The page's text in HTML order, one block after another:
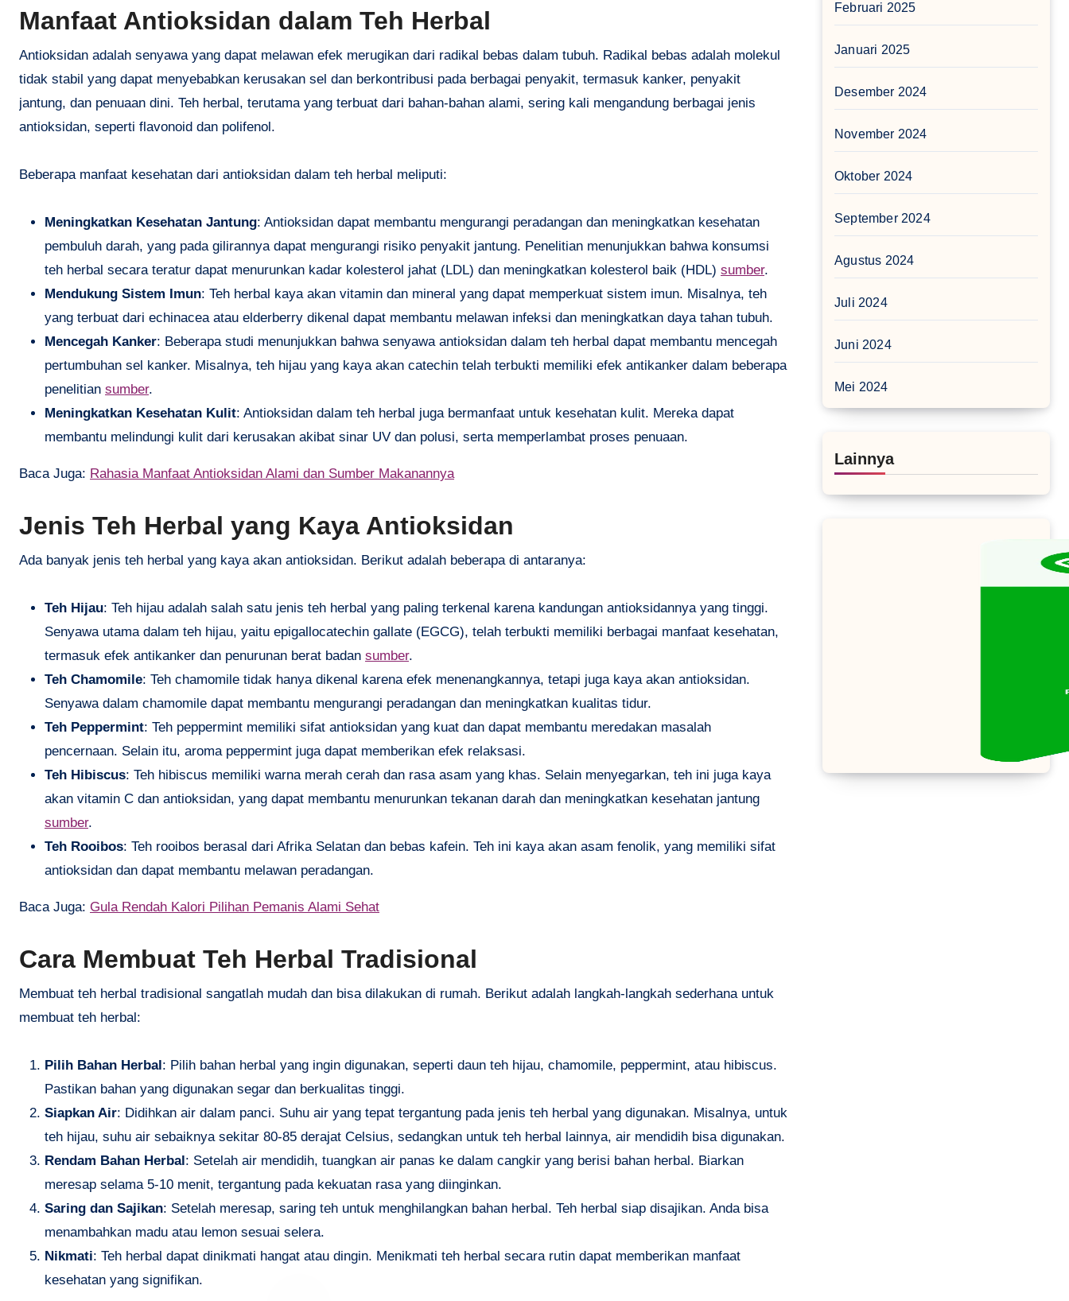
Manfaat Antioksidan dalam Teh Herbal
Antioksidan adalah senyawa yang dapat melawan efek merugikan dari radikal bebas dalam tubuh. Radikal bebas adalah molekul
tidak stabil yang dapat menyebabkan kerusakan sel dan berkontribusi pada berbagai penyakit, termasuk kanker, penyakit
jantung, dan penuaan dini. Teh herbal, terutama yang terbuat dari bahan-bahan alami, sering kali mengandung berbagai jenis
antioksidan, seperti flavonoid dan polifenol.
Beberapa manfaat kesehatan dari antioksidan dalam teh herbal meliputi:
Meningkatkan Kesehatan Jantung: Antioksidan dapat membantu mengurangi peradangan dan meningkatkan kesehatan
pembuluh darah, yang pada gilirannya dapat mengurangi risiko penyakit jantung. Penelitian menunjukkan bahwa konsumsi
teh herbal secara teratur dapat menurunkan kadar kolesterol jahat (LDL) dan meningkatkan kolesterol baik (HDL) sumber.
Mendukung Sistem Imun: Teh herbal kaya akan vitamin dan mineral yang dapat memperkuat sistem imun. Misalnya, teh
yang terbuat dari echinacea atau elderberry dikenal dapat membantu melawan infeksi dan meningkatkan daya tahan tubuh.
Mencegah Kanker: Beberapa studi menunjukkan bahwa senyawa antioksidan dalam teh herbal dapat membantu mencegah
pertumbuhan sel kanker. Misalnya, teh hijau yang kaya akan catechin telah terbukti memiliki efek antikanker dalam beberapa
penelitian sumber.
Meningkatkan Kesehatan Kulit: Antioksidan dalam teh herbal juga bermanfaat untuk kesehatan kulit. Mereka dapat
membantu melindungi kulit dari kerusakan akibat sinar UV dan polusi, serta memperlambat proses penuaan.
Baca Juga: Rahasia Manfaat Antioksidan Alami dan Sumber Makanannya
Jenis Teh Herbal yang Kaya Antioksidan
Ada banyak jenis teh herbal yang kaya akan antioksidan. Berikut adalah beberapa di antaranya:
Teh Hijau: Teh hijau adalah salah satu jenis teh herbal yang paling terkenal karena kandungan antioksidannya yang tinggi.
Senyawa utama dalam teh hijau, yaitu epigallocatechin gallate (EGCG), telah terbukti memiliki berbagai manfaat kesehatan,
termasuk efek antikanker dan penurunan berat badan sumber.
Teh Chamomile: Teh chamomile tidak hanya dikenal karena efek menenangkannya, tetapi juga kaya akan antioksidan.
Senyawa dalam chamomile dapat membantu mengurangi peradangan dan meningkatkan kualitas tidur.
Teh Peppermint: Teh peppermint memiliki sifat antioksidan yang kuat dan dapat membantu meredakan masalah
pencernaan. Selain itu, aroma peppermint juga dapat memberikan efek relaksasi.
Teh Hibiscus: Teh hibiscus memiliki warna merah cerah dan rasa asam yang khas. Selain menyegarkan, teh ini juga kaya
akan vitamin C dan antioksidan, yang dapat membantu menurunkan tekanan darah dan meningkatkan kesehatan jantung
sumber.
Teh Rooibos: Teh rooibos berasal dari Afrika Selatan dan bebas kafein. Teh ini kaya akan asam fenolik, yang memiliki sifat
antioksidan dan dapat membantu melawan peradangan.
Baca Juga: Gula Rendah Kalori Pilihan Pemanis Alami Sehat
Cara Membuat Teh Herbal Tradisional
Membuat teh herbal tradisional sangatlah mudah dan bisa dilakukan di rumah. Berikut adalah langkah-langkah sederhana untuk
membuat teh herbal:
Pilih Bahan Herbal : Pilih bahan herbal yang ingin digunakan, seperti daun teh hijau, chamomile, peppermint, atau hibiscus.
Pastikan bahan yang digunakan segar dan berkualitas tinggi.
Siapkan Air: Didihkan air dalam panci. Suhu air yang tepat tergantung pada jenis teh herbal yang digunakan. Misalnya, untuk
teh hijau, suhu air sebaiknya sekitar 80-85 derajat Celsius, sedangkan untuk teh herbal lainnya, air mendidih bisa digunakan.
Rendam Bahan Herbal : Setelah air mendidih, tuangkan air panas ke dalam cangkir yang berisi bahan herbal. Biarkan
meresap selama 5-10 menit, tergantung pada kekuatan rasa yang diinginkan.
Saring dan Sajikan: Setelah meresap, saring teh untuk menghilangkan bahan herbal. Teh herbal siap disajikan. Anda bisa
menambahkan madu atau lemon sesuai selera.
Nikmati: Teh herbal dapat dinikmati hangat atau dingin. Menikmati teh herbal secara rutin dapat memberikan manfaat
kesehatan yang signifikan.
Februari 2025
Januari 2025
Desember 2024
November 2024
Oktober 2024
September 2024
Agustus 2024
Juli 2024
Juni 2024
Mei 2024
Lainnya